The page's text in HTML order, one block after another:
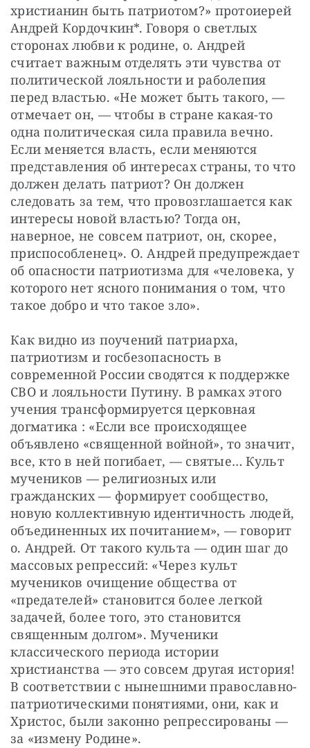
христианин быть патриотом?» протоиерей
Андрей Кордочкин*. Говоря о светлых
сторонах любви к родине, о. Андрей
считает важным отделять эти чувства от
политической лояльности и раболепия
перед властью. «Не может быть такого, —
отмечает он, — чтобы в стране какая-то
одна политическая сила правила вечно.
Если меняется власть, если меняются
представления об интересах страны, то что
должен делать патриот? Он должен
следовать за тем, что провозглашается как
интересы новой властью? Тогда он,
наверное, не совсем патриот, он, скорее,
приспособленец». О. Андрей предупреждает
об опасности патриотизма для «человека, у
которого нет ясного понимания о том, что
такое добро и что такое зло».
Как видно из поучений патриарха,
патриотизм и госбезопасность в
современной России сводятся к поддержке
СВО и лояльности Путину. В рамках этого
учения трансформируется церковная
догматика : «Если все происходящее
объявлено «священной войной», то значит,
все, кто в ней погибает, — святые… Культ
мучеников — религиозных или
гражданских — формирует сообщество,
новую коллективную идентичность людей,
объединенных их почитанием», — говорит
о. Андрей. От такого культа — один шаг до
массовых репрессий: «Через культ
мучеников очищение общества от
«предателей» становится более легкой
задачей, более того, это становится
священным долгом». Мученики
классического периода истории
христианства — это совсем другая история!
В соответствии с нынешними православно-
патриотическими понятиями, они, как и
Христос, были законно репрессированы —
за «измену Родине».